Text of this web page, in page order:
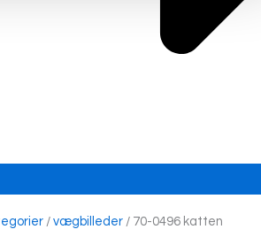
/ vægbilleder / 70-0496 katten